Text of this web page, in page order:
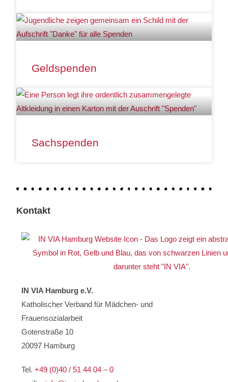
Geldspenden
Sachspenden
Kontakt
IN VIA Hamburg e.V.
Katholischer Verband für Mädchen- und
Frauensozialarbeit
Gotenstraße 10
20097 Hamburg
Tel.+49 (0)40 / 51 44 04 – 0